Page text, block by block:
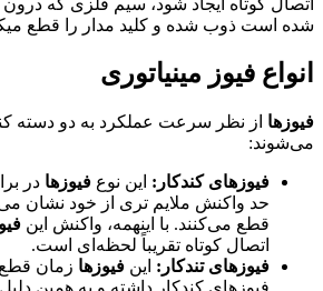
اتصال کوتاه ایجاد شود، سیم فلزی که درون
شده است ذوب شده و کلید مدار را قطع
انواع فیوز مینیاتوری
فیوزها از نظر سرعت عملکرد به دو دسته
می‌شوند:
فیوزهای کندکار: این نوع فیوزها در
حد واکنش ملایم تری از خود نشان
قطع می‌کنند. با اینهمه، واکنش این
اتصال کوتاه تقریباً لحظه‌ای است.
فیوزهای تندکار: این فیوزها زمان
فیوزهای کندکار داشته و به همین